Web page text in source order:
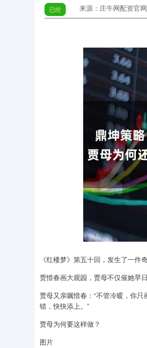
已经 来源：庄牛网配资官网
《红楼梦》第五十回，发生了一件
贾惜春画大观园，贾母不仅催她早
贾母又亲嘱惜春：“不管冷暖，你
错，快快添上。”
贾母为何要这样做？
图片